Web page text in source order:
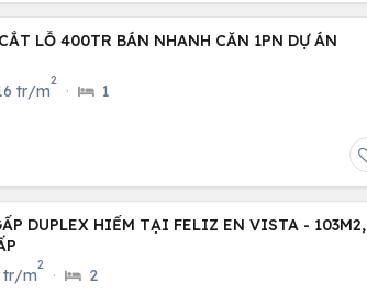
LỖ 400TR BÁN NHANH CĂN 1PN DỰ ÁN
tr/m
2
· 1
DUPLEX HIẾM TẠI FELIZ EN VISTA - 103M2,
tr/m
2
· 2